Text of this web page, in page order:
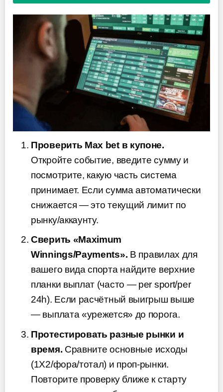
Проверить Max bet в купоне.
Откройте событие, введите сумму и
посмотрите, какую часть система
принимает. Если сумма автоматически
снижается — это текущий лимит по
рынку/аккаунту.
Сверить «Maximum
Winnings/Payments». В правилах для
вашего вида спорта найдите верхние
планки выплат (часто — per sport/per
24h). Если расчётный выигрыш выше
— выплата «урежется» до порога.
Протестировать разные рынки и
время. Сравните основные исходы
(1X2/фора/тотал) и проп-рынки.
Повторите проверку ближе к старту